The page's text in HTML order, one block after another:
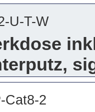
U-T-W
Cat8-2